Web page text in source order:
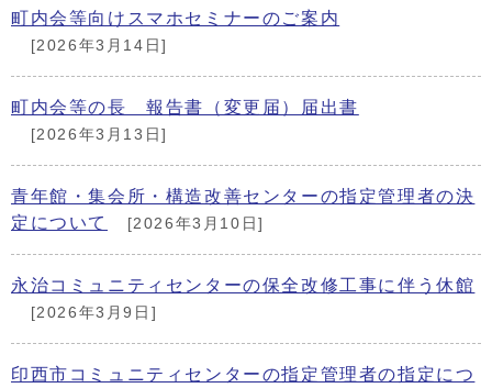
町内会等向けスマホセミナーのご案内
[2026年3月14日]
町内会等の長 報告書（変更届）届出書
[2026年3月13日]
青年館・集会所・構造改善センターの指定管理者の決
定について
[2026年3月10日]
永治コミュニティセンターの保全改修工事に伴う休館
[2026年3月9日]
印西市コミュニティセンターの指定管理者の指定につ